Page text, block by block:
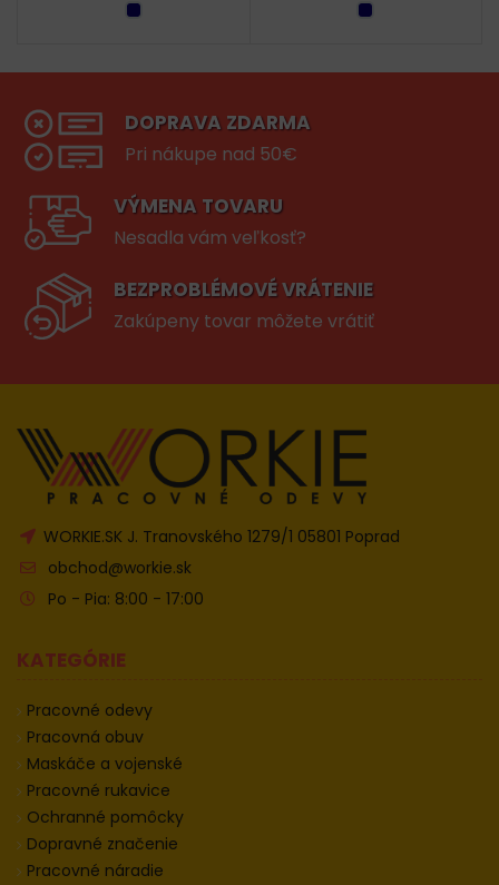
DOPRAVA ZDARMA
Pri nákupe nad 50€
VÝMENA TOVARU
Nesadla vám veľkosť?
BEZPROBLÉMOVÉ VRÁTENIE
Zakúpeny tovar môžete vrátiť
WORKIE.SK J. Tranovského 1279/1 05801 Poprad
obchod@workie.sk
Po - Pia: 8:00 - 17:00
KATEGÓRIE
Pracovné odevy
Pracovná obuv
Maskáče a vojenské
Pracovné rukavice
Ochranné pomôcky
Dopravné značenie
Pracovné náradie